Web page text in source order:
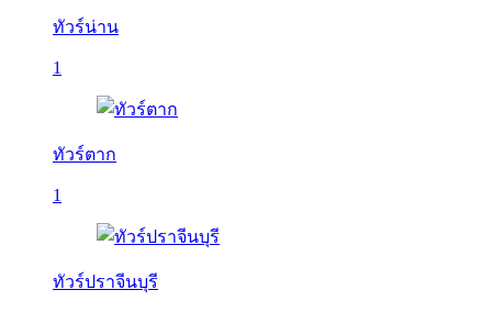
ทัวร์น่าน
1
ทัวร์ตาก
1
ทัวร์ปราจีนบุรี